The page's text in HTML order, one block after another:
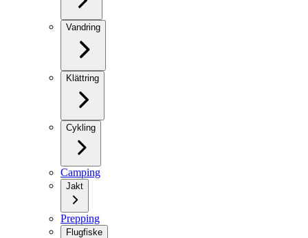
Vandring
Klättring
Cykling
Camping
Jakt
Prepping
Flugfiske